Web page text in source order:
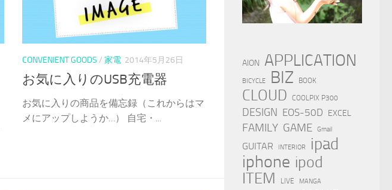
CONVENIENT GOODS / 家電 2014年5月26日
お気に入りのUSB充電器
お気に入りの商品を備忘録（これからはマ
メにアップしようか…） 自宅・...
AION APPLICATION
BICYCLE BIZ BOOK
CLOUD COOLPIX P300
DESIGN EOS-50D EXCEL
FAMILY GAME Gmail
GUITAR INTERIOR ipad
iphone ipod
ITEM
LIVE MANGA